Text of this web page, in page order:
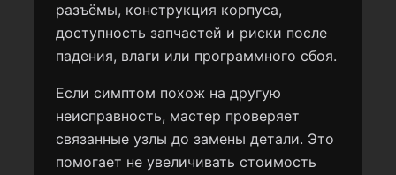
разъёмы, конструкция корпуса,
доступность запчастей и риски после
падения, влаги или программного сбоя.
Если симптом похож на другую
неисправность, мастер проверяет
связанные узлы до замены детали. Это
помогает не увеличивать стоимость